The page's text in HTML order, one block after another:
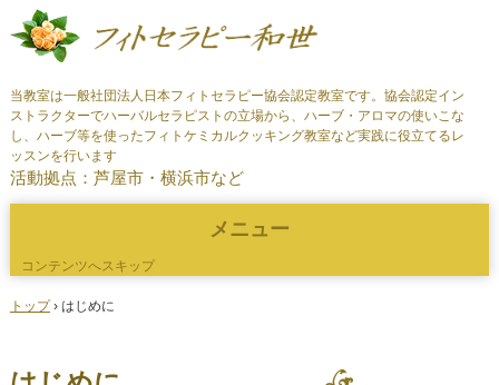
当教室は一般社団法人日本フィトセラピー協会認定教室です。協会認定イン
ストラクターでハーバルセラピストの立場から、ハーブ・アロマの使いこな
し、ハーブ等を使ったフィトケミカルクッキング教室など実践に役立てるレ
ッスンを行います
活動拠点：芦屋市・横浜市など
メニュー
コンテンツへスキップ
トップ › はじめに